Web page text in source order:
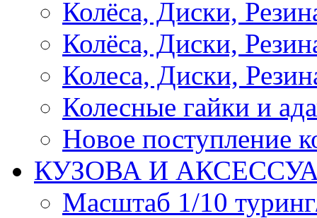
Колёса, Диски,
Колёса, Диски,
Колеса, Диски,
Колесные гайки и
Новое поступление
КУЗОВА И
Масштаб 1/10